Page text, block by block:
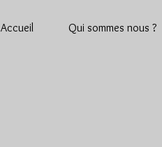
Accueil Qui sommes nous ?